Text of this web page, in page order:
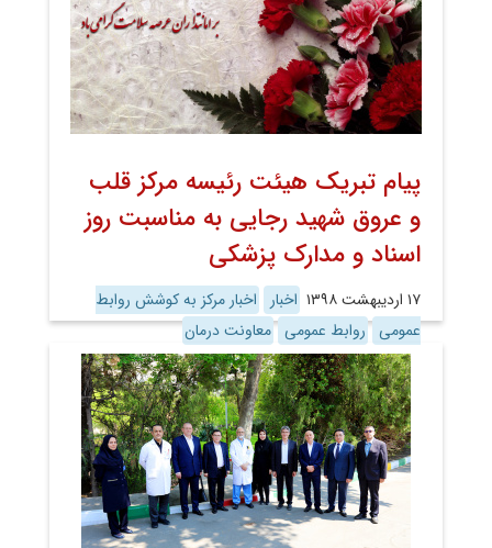
پیام تبریک هیئت رئیسه مرکز قلب
و عروق شهید رجایی به مناسبت روز
اسناد و مدارک پزشکی
۱۷ اردیبهشت ۱۳۹۸ اخبار
اخبار مرکز به کوشش روابط
عمومی روابط عمومی معاونت درمان